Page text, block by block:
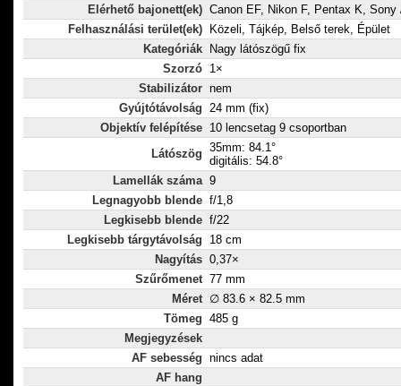
Elérhető bajonett(ek) Canon EF, Nikon F, Pentax K,
Felhasználási terület(ek)
Közeli, Tájkép, Belső terek, Épület
Kategóriák
Nagy látószögű fix
Szorzó 1×
Stabilizátor nem
Gyújtótávolság 24 mm (fix)
Objektív felépítése 10 lencsetag 9 csoportban
Látószög 35mm: 84.1°
digitális: 54.8°
Lamellák száma 9
Legnagyobb blende f/1,8
Legkisebb blende f/22
Legkisebb tárgytávolság
18 cm
Nagyítás 0,37×
Szűrőmenet 77 mm
Méret ∅ 83.6 × 82.5 mm
Tömeg 485 g
Megjegyzések
AF sebesség nincs adat
AF hang